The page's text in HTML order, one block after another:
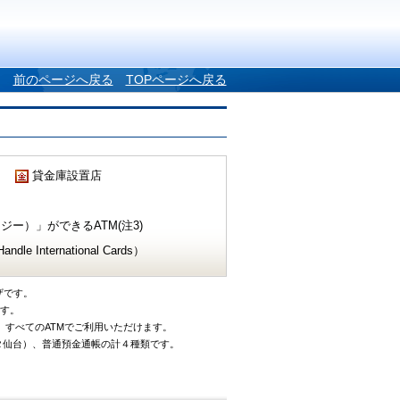
前のページへ戻る TOPページへ戻る
貸金庫設置店
ー）」ができるATM(注3)
International Cards）
す。
。
べてのATMでご利用いただけます。
台）、普通預金通帳の計４種類です。